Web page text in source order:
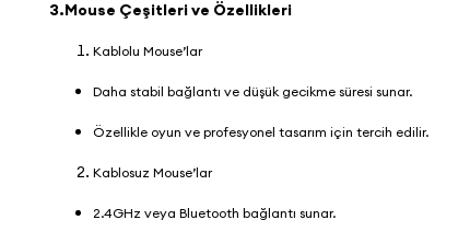
3.Mouse Çeşitleri ve Özellikleri
Kablolu Mouse’lar
Daha stabil bağlantı ve düşük gecikme süresi sunar.
Özellikle oyun ve profesyonel tasarım için tercih edilir.
Kablosuz Mouse’lar
2.4GHz veya Bluetooth bağlantı sunar.